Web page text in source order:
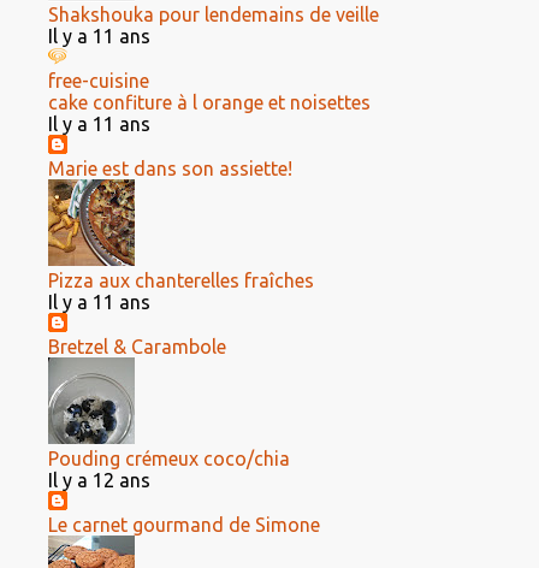
Shakshouka pour lendemains de veille
Il y a 11 ans
free-cuisine
cake confiture à l orange et noisettes
Il y a 11 ans
Marie est dans son assiette!
Pizza aux chanterelles fraîches
Il y a 11 ans
Bretzel & Carambole
Pouding crémeux coco/chia
Il y a 12 ans
Le carnet gourmand de Simone